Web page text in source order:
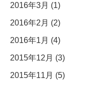
2016年3月 (1)
2016年2月 (2)
2016年1月 (4)
2015年12月 (3)
2015年11月 (5)